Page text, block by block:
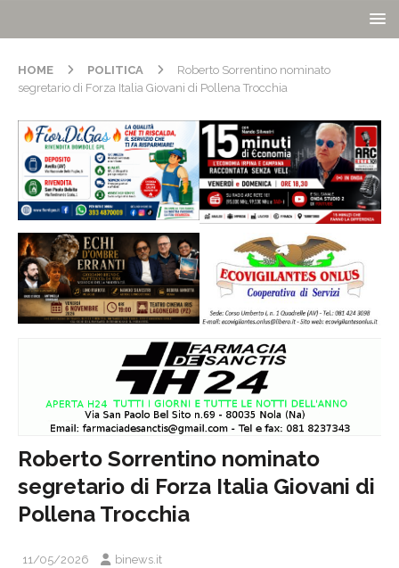
HOME POLITICA
Roberto Sorrentino nominato
segretario di Forza Italia Giovani di Pollena Trocchia
Roberto Sorrentino nominato
segretario di Forza Italia Giovani di
Pollena Trocchia
11/05/2026 binews.it